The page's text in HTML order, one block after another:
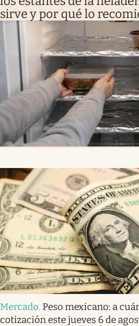
sirve y por qué lo
Mercado. Peso mexicano: a
cotización este jueves 6 de